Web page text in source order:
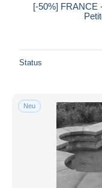
[-50%] FRANCE
Status
Neu